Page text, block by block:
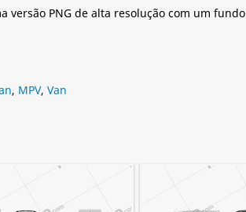
versão PNG de alta resolução com um fundo
, MPV, Van